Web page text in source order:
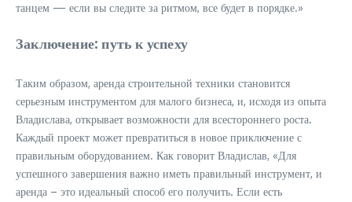
танцем — если вы следите за ритмом, все будет в порядке.»
Заключение: путь к успеху
Таким образом, аренда строительной техники становится
серьезным инструментом для малого бизнеса, и, исходя из опыта
Владислава, открывает возможности для всестороннего роста.
Каждый проект может превратиться в новое приключение с
правильным оборудованием. Как говорит Владислав, «Для
успешного завершения важно иметь правильный инструмент, и
аренда – это идеальный способ его получить. Если есть